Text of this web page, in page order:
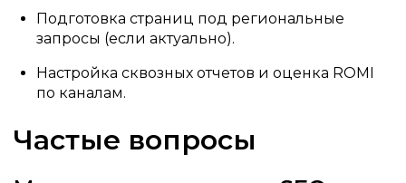
Подготовка страниц под региональные
запросы (если актуально).
Настройка сквозных отчетов и оценка ROMI
по каналам.
Частые вопросы